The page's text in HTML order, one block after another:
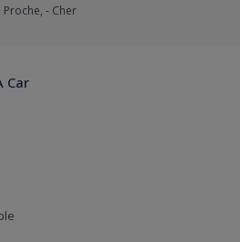
Proche, - Cher
Car